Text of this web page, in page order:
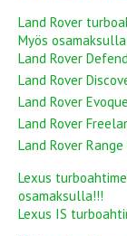
Land Rover
Myös
Land Rover
Land Rover
Land Rover
Land Rover
Land Rover
Lexus
osamaksulla!!!
Lexus IS